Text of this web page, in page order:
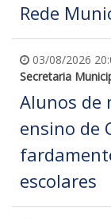
Rede
03/08/2026
Secretaria
Alunos de
ensino de
escolares